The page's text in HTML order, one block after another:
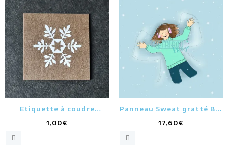
Etiquette à coudre
« Flocon »
1,00€
Panneau Sweat gratté Bio
Plaisir d’hiver bleu clair
17,60€